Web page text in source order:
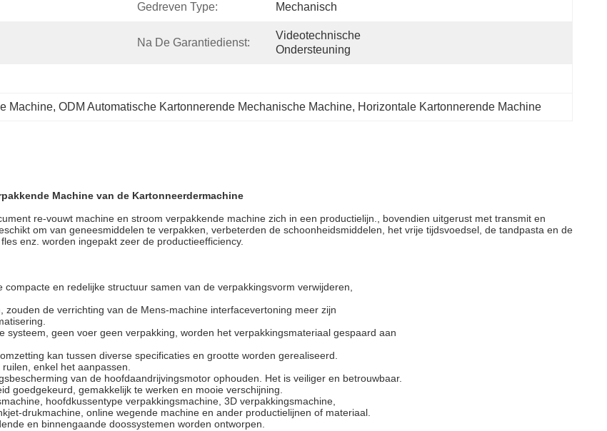
Gedreven Type: Mechanisch
Na De Garantiedienst:
Videotechnische
Ondersteuning
Machine, ODM Automatische Kartonnerende Mechanische Machine, Horizontale Kartonnerende Machine
Machine van de Kartonneerdermachine
re-vouwt machine en stroom verpakkende machine zich in een productielijn., bovendien uitgerust met transmit en
om van geneesmiddelen te verpakken, verbeterden de schoonheidsmiddelen, het vrije tijdsvoedsel, de tandpasta en de
enz. worden ingepakt zeer de productieefficiency.
en redelijke structuur samen van de verpakkingsvorm verwijderen,
de verrichting van de Mens-machine interfacevertoning meer zijn
geen voer geen verpakking, worden het verpakkingsmateriaal gespaard aan
kan tussen diverse specificaties en grootte worden gerealiseerd.
enkel het aanpassen.
van de hoofdaandrijvingsmotor ophouden. Het is veiliger en betrouwbaar.
goedgekeurd, gemakkelijk te werken en mooie verschijning.
hoofdkussentype verpakkingsmachine, 3D verpakkingsmachine,
drukmachine, online wegende machine en ander productielijnen of materiaal.
en binnengaande doossystemen worden ontworpen.